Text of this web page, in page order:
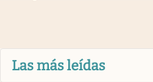
Las más leídas